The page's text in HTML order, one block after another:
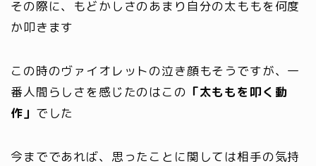
その際に、もどかしさのあまり自分の太ももを何度
か叩きます
この時のヴァイオレットの泣き顔もそうですが、一
番人間らしさを感じたのはこの 「太ももを叩く動
作」 でした
今までであれば、思ったことに関しては相手の気持